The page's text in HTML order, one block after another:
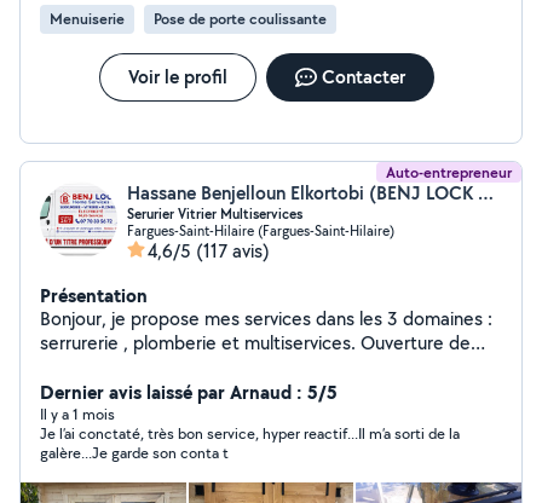
Menuiserie Pose de porte coulissante
Voir le profil Contacter
Auto-entrepreneur
Hassane Benjelloun Elkortobi (BENJ LOCK HOME SERVICES)
Serurier Vitrier Multiservices
Fargues-Saint-Hilaire (Fargues-Saint-Hilaire)
4,6/5 (117 avis)
Présentation
Bonjour, je propose mes services dans les 3 domaines :
serrurerie , plomberie et multiservices. Ouverture de
effraction et fermeture provisoire,installer une poignée
blindée anti-effraction , réparer une serrure coincée,
installer ou ajouter une serrure haute sécurité
A2P,remplacement de vitrage,reproduction de clés
selon modèle.Un passe général ou partiel sur
Dernier avis laissé par Arnaud : 5/5
Il y a 1 mois
Je l’ai conctaté, très bon service, hyper reactif...Il m’a sorti de la
galère...Je garde son conta t